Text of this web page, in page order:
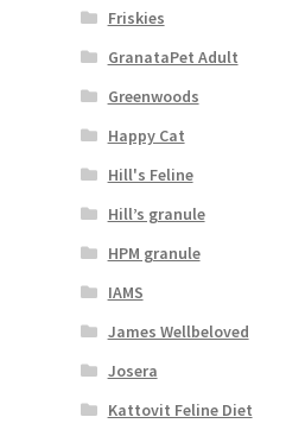
Friskies
GranataPet Adult
Greenwoods
Happy Cat
Hill's Feline
Hill’s granule
HPM granule
IAMS
James Wellbeloved
Josera
Kattovit Feline Diet